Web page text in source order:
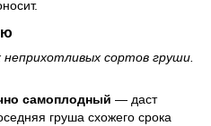
сортов груши.
самоплодный — даст
груша схожего срока